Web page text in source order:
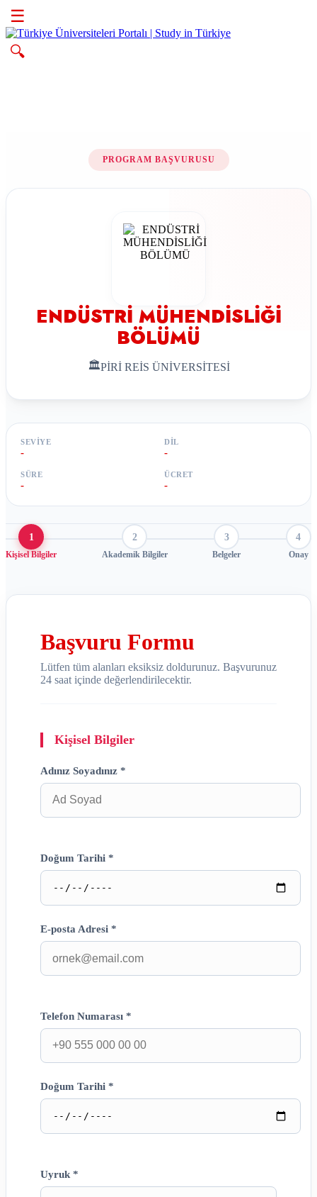
☰
🔍
PROGRAM BAŞVURUSU
ENDÜSTRİ MÜHENDİSLİĞİ
BÖLÜMÜ
🏛PİRİ REİS ÜNİVERSİTESİ
SEVIYE
-
DIL
-
SÜRE
-
ÜCRET
-
1
Kişisel Bilgiler
2
Akademik Bilgiler
3
Belgeler
4
Onay
Başvuru Formu
Lütfen tüm alanları eksiksiz doldurunuz. Başvurunuz
24 saat içinde değerlendirilecektir.
Kişisel Bilgiler
Adınız Soyadınız *
Doğum Tarihi *
E-posta Adresi *
Telefon Numarası *
Doğum Tarihi *
Uyruk *